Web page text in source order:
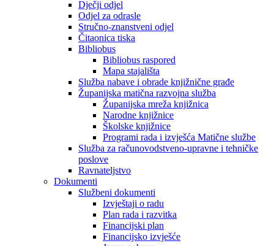
Dječji odjel
Odjel za odrasle
Stručno-znanstveni odjel
Čitaonica tiska
Bibliobus
Bibliobus raspored
Mapa stajališta
Služba nabave i obrade knjižnične građe
Županijska matična razvojna služba
Županijska mreža knjižnica
Narodne knjižnice
Školske knjižnice
Programi rada i izvješća Matične službe
Služba za računovodstveno-upravne i tehničke
poslove
Ravnateljstvo
Dokumenti
Službeni dokumenti
Izvještaji o radu
Plan rada i razvitka
Financijski plan
Financijsko izvješće